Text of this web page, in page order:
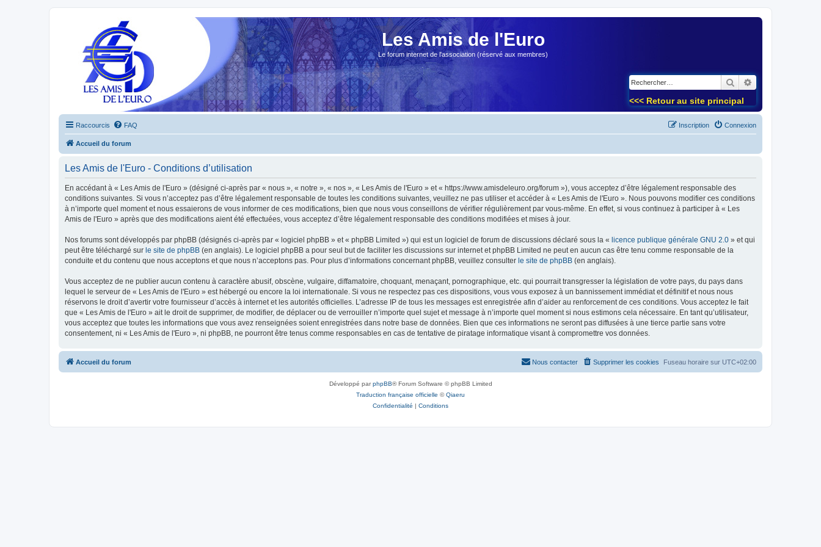
Les Amis de l'Euro
Le forum internet de l'association (réservé aux membres)
Rechercher
<<< Retour au site principal
Raccourcis FAQ Connexion
Inscription
Accueil du forum
Les Amis de l'Euro - Conditions d’utilisation
En accédant à « Les Amis de l'Euro » (désigné ci-après par « nous », « notre », « nos », « Les Amis de l'Euro » et « https://www.amisdeleuro.org/forum »), vous acceptez d’être légalement responsable des
conditions suivantes. Si vous n’acceptez pas d’être légalement responsable de toutes les conditions suivantes, veuillez ne pas utiliser et accéder à « Les Amis de l'Euro ». Nous pouvons modifier ces conditions
à n’importe quel moment et nous essaierons de vous informer de ces modifications, bien que nous vous conseillons de vérifier régulièrement par vous-même. En effet, si vous continuez à participer à « Les
Amis de l'Euro » après que des modifications aient été effectuées, vous acceptez d’être légalement responsable des conditions modifiées et mises à jour.
Nos forums sont développés par phpBB (désignés ci-après par « logiciel phpBB » et « phpBB Limited ») qui est un logiciel de forum de discussions déclaré sous la « licence publique générale GNU 2.0 » et qui
peut être téléchargé sur le site de phpBB (en anglais). Le logiciel phpBB a pour seul but de faciliter les discussions sur internet et phpBB Limited ne peut en aucun cas être tenu comme responsable de la
conduite et du contenu que nous acceptons et que nous n’acceptons pas. Pour plus d’informations concernant phpBB, veuillez consulter le site de phpBB (en anglais).
Vous acceptez de ne publier aucun contenu à caractère abusif, obscène, vulgaire, diffamatoire, choquant, menaçant, pornographique, etc. qui pourrait transgresser la législation de votre pays, du pays dans
lequel le serveur de « Les Amis de l'Euro » est hébergé ou encore la loi internationale. Si vous ne respectez pas ces dispositions, vous vous exposez à un bannissement immédiat et définitif et nous nous
réservons le droit d’avertir votre fournisseur d’accès à internet et les autorités officielles. L’adresse IP de tous les messages est enregistrée afin d’aider au renforcement de ces conditions. Vous acceptez le fait
que « Les Amis de l'Euro » ait le droit de supprimer, de modifier, de déplacer ou de verrouiller n’importe quel sujet et message à n’importe quel moment si nous estimons cela nécessaire. En tant qu’utilisateur,
vous acceptez que toutes les informations que vous avez renseignées soient enregistrées dans notre base de données. Bien que ces informations ne seront pas diffusées à une tierce partie sans votre
consentement, ni « Les Amis de l'Euro », ni phpBB, ne pourront être tenus comme responsables en cas de tentative de piratage informatique visant à compromettre vos données.
Accueil du forum Fuseau horaire sur UTC+02:00
Supprimer les cookies
Nous contacter
Développé parphpBB® Forum Software © phpBB Limited
Traduction française officielle ©Qiaeru
Confidentialité | Conditions